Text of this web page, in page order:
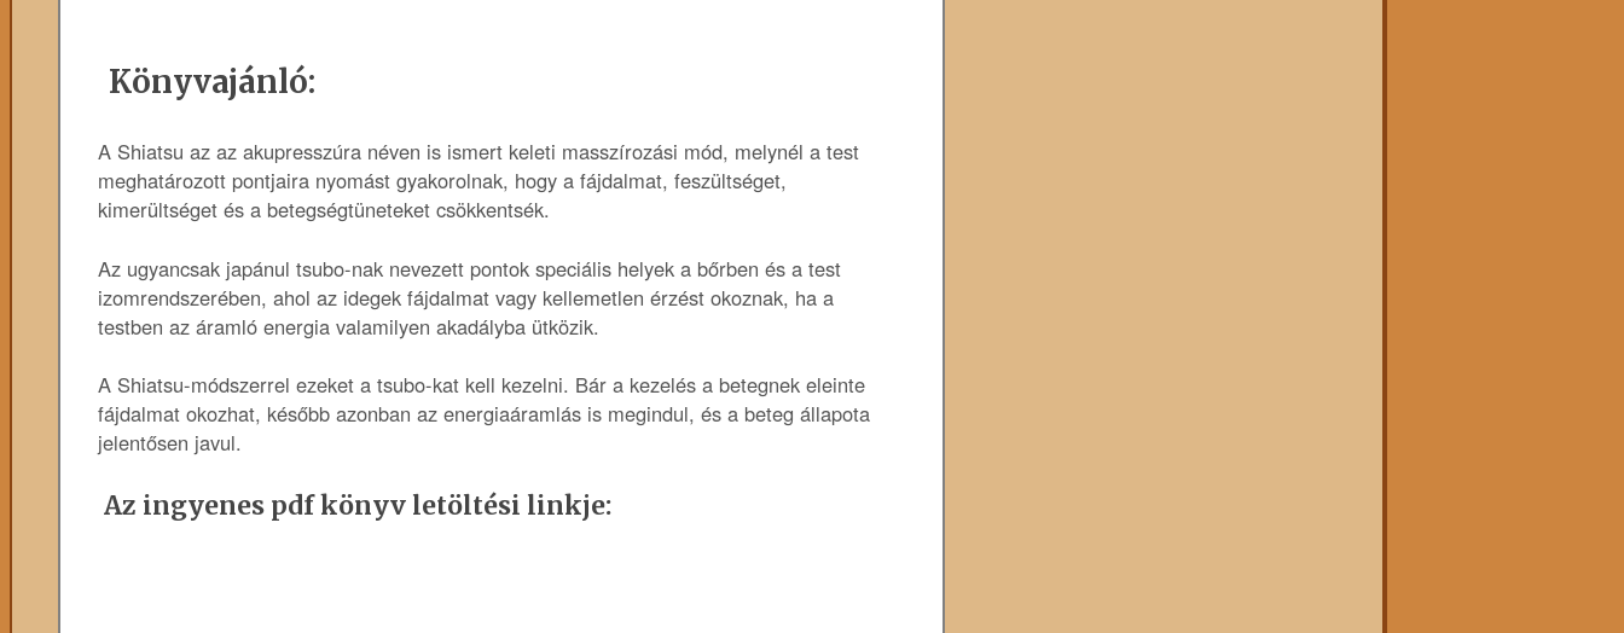
Könyvajánló:
A Shiatsu az az akupresszúra néven is ismert keleti masszírozási mód, melynél a test
meghatározott pontjaira nyomást gyakorolnak, hogy a fájdalmat, feszültséget,
kimerültséget és a betegségtüneteket csökkentsék.
Az ugyancsak japánul tsubo-nak nevezett pontok speciális helyek a bőrben és a test
izomrendszerében, ahol az idegek fájdalmat vagy kellemetlen érzést okoznak, ha a
testben az áramló energia valamilyen akadályba ütközik.
A Shiatsu-módszerrel ezeket a tsubo-kat kell kezelni. Bár a kezelés a betegnek eleinte
fájdalmat okozhat, később azonban az energiaáramlás is megindul, és a beteg állapota
jelentősen javul.
Az ingyenes pdf könyv letöltési linkje: